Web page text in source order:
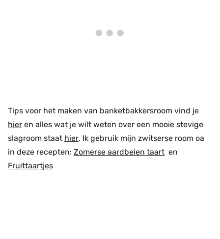
Tips voor het maken van banketbakkersroom vind je
hier en alles wat je wilt weten over een mooie stevige
slagroom staat hier. Ik gebruik mijn zwitserse room oa
in deze recepten: Zomerse aardbeien taart en
Fruittaartjes